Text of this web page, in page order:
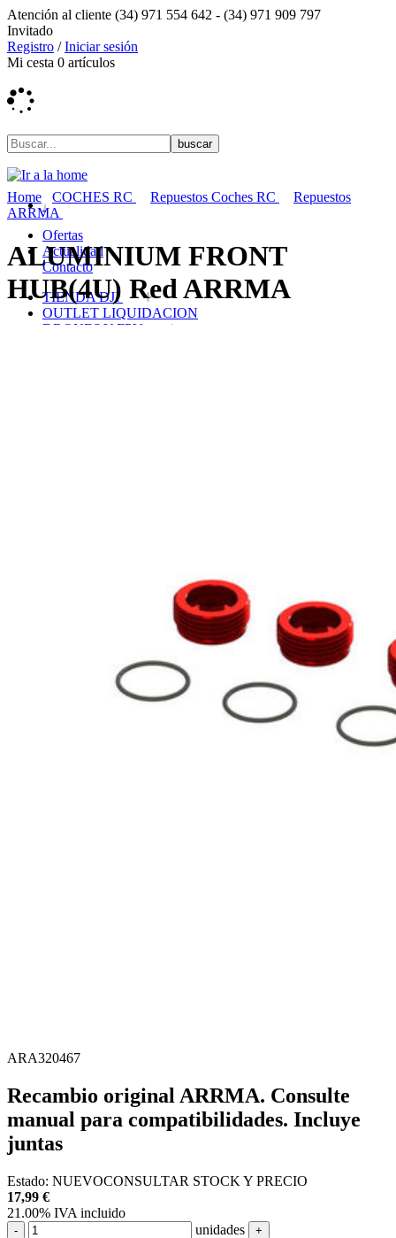
Atención al cliente (34) 971 554 642 - (34) 971 909 797
Invitado
Registro /Iniciar sesión
Mi cesta 0 artículos
Ofertas
Actualidad
Contacto
TIENDA DJI
OUTLET LIQUIDACION
DRONES Y FPV
USADOS Y LIQUIDACION
SERVICIOS PRESTADOS
Home COCHES RC Repuestos Coches RC
Repuestos
ARRMA
ALUMINIUM FRONT
HUB(4U) Red ARRMA
ARA320467
Recambio original ARRMA. Consulte
manual para compatibilidades. Incluye
juntas
Estado: NUEVOCONSULTAR STOCK Y PRECIO
17,99 €
21.00% IVA incluido
- unidades +